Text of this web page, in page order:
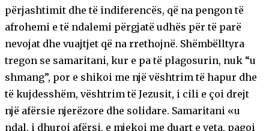
përjashtimit dhe të indiferencës, që na pengon të
afrohemi e të ndalemi përgjatë udhës për të parë
nevojat dhe vuajtjet që na rrethojnë. Shëmbëlltyra
tregon se samaritani, kur e pa të plagosurin, nuk “u
shmang”, por e shikoi me një vështrim të hapur dhe
të kujdesshëm, vështrim të Jezusit, i cili e çoi drejt
një afërsie njerëzore dhe solidare. Samaritani «u
ndal, i dhuroi afërsi, e mjekoi me duart e veta, pagoi